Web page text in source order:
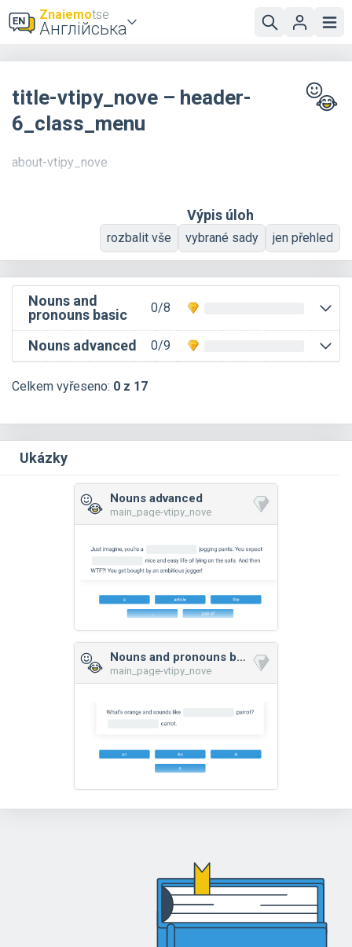
Znaiemotse
Англійська
title-vtipy_nove – header-
6_class_menu
about-vtipy_nove
Výpis úloh
rozbalit vše vybrané sady jen přehled
Nouns and
pronouns basic
0/8
Nouns advanced 0/9
Celkem vyřeseno: 0 z 17
Ukázky
Nouns advanced
main_page-vtipy_nove
Nouns and pronouns basic
main_page-vtipy_nove